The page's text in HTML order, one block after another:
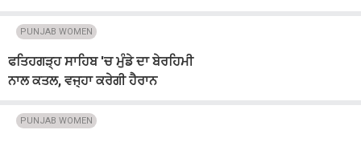
PUNJAB WOMEN
ਫਤਿਹਗੜ੍ਹ ਸਾਹਿਬ 'ਚ ਮੁੰਡੇ ਦਾ ਬੇਰਹਿਮੀ
ਨਾਲ ਕਤਲ, ਵਜ੍ਹਾ ਕਰੇਗੀ ਹੈਰਾਨ
PUNJAB WOMEN